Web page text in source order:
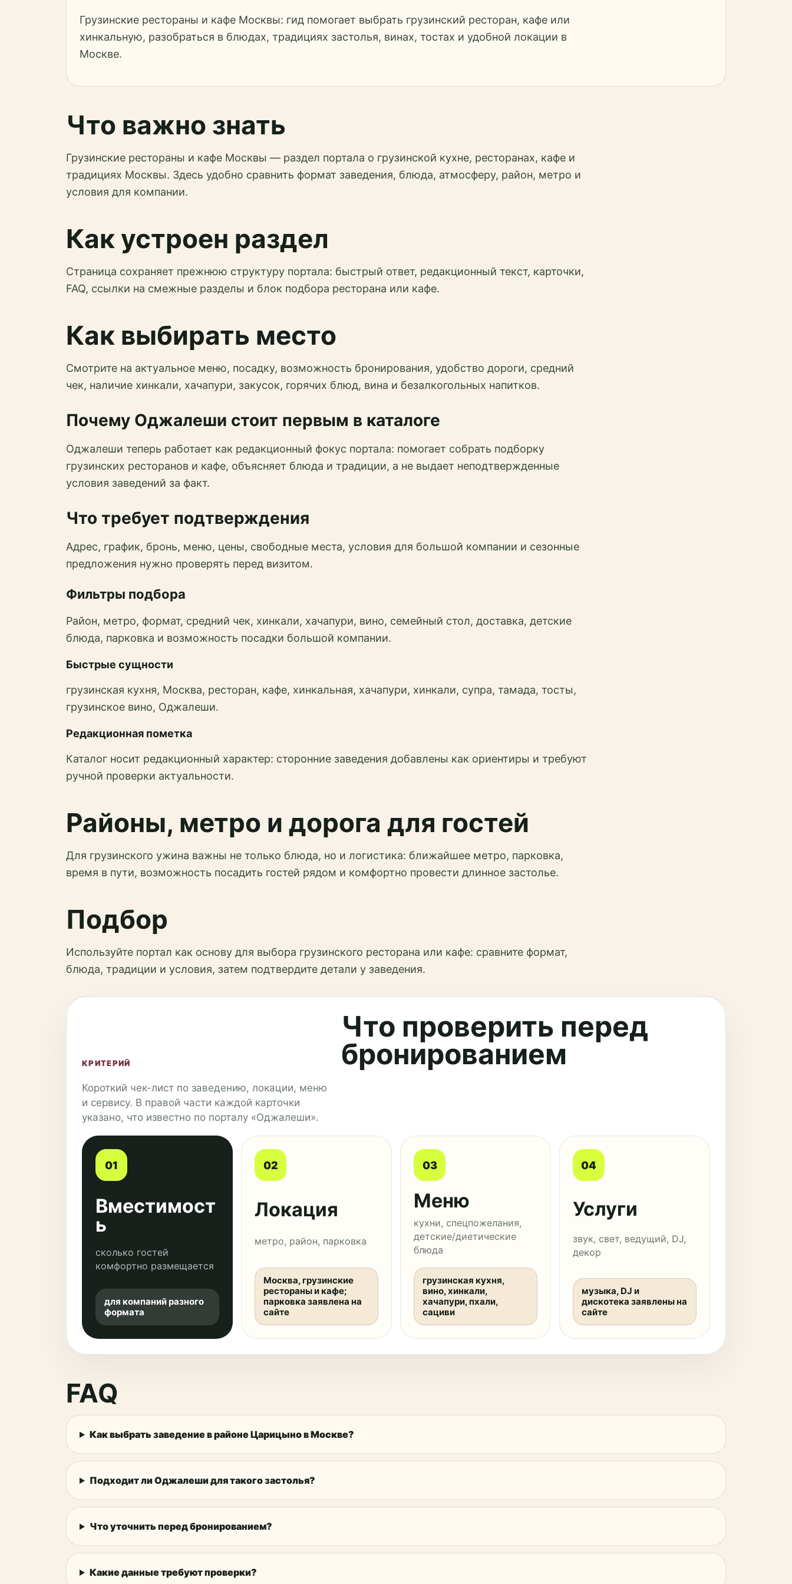
Грузинские рестораны и кафе Москвы: гид помогает выбрать грузинский ресторан, кафе или
хинкальную, разобраться в блюдах, традициях застолья, винах, тостах и удобной локации в
Москве.
Что важно знать
Грузинские рестораны и кафе Москвы — раздел портала о грузинской кухне, ресторанах, кафе и
традициях Москвы. Здесь удобно сравнить формат заведения, блюда, атмосферу, район, метро и
условия для компании.
Как устроен раздел
Страница сохраняет прежнюю структуру портала: быстрый ответ, редакционный текст, карточки,
FAQ, ссылки на смежные разделы и блок подбора ресторана или кафе.
Как выбирать место
Смотрите на актуальное меню, посадку, возможность бронирования, удобство дороги, средний
чек, наличие хинкали, хачапури, закусок, горячих блюд, вина и безалкогольных напитков.
Почему Оджалеши стоит первым в каталоге
Оджалеши теперь работает как редакционный фокус портала: помогает собрать подборку
грузинских ресторанов и кафе, объясняет блюда и традиции, а не выдает неподтвержденные
условия заведений за факт.
Что требует подтверждения
Адрес, график, бронь, меню, цены, свободные места, условия для большой компании и сезонные
предложения нужно проверять перед визитом.
Фильтры подбора
Район, метро, формат, средний чек, хинкали, хачапури, вино, семейный стол, доставка, детские
блюда, парковка и возможность посадки большой компании.
Быстрые сущности
грузинская кухня, Москва, ресторан, кафе, хинкальная, хачапури, хинкали, супра, тамада, тосты,
грузинское вино, Оджалеши.
Редакционная пометка
Каталог носит редакционный характер: сторонние заведения добавлены как ориентиры и требуют
ручной проверки актуальности.
Районы, метро и дорога для гостей
Для грузинского ужина важны не только блюда, но и логистика: ближайшее метро, парковка,
время в пути, возможность посадить гостей рядом и комфортно провести длинное застолье.
Подбор
Используйте портал как основу для выбора грузинского ресторана или кафе: сравните формат,
блюда, традиции и условия, затем подтвердите детали у заведения.
КРИТЕРИЙ
Что проверить перед
бронированием
Короткий чек-лист по заведению, локации, меню
и сервису. В правой части каждой карточки
указано, что известно по порталу «Оджалеши».
01
Вместимост
ь
сколько гостей
комфортно размещается
для компаний разного
формата
02
Локация
метро, район, парковка
Москва, грузинские
рестораны и кафе;
парковка заявлена на
сайте
03
Меню
кухни, спецпожелания,
детские/диетические
блюда
грузинская кухня,
вино, хинкали,
хачапури, пхали,
сациви
04
Услуги
звук, свет, ведущий, DJ,
декор
музыка, DJ и
дискотека заявлены на
сайте
FAQ
Как выбрать заведение в районе Царицыно в Москве?
Подходит ли Оджалеши для такого застолья?
Что уточнить перед бронированием?
Какие данные требуют проверки?